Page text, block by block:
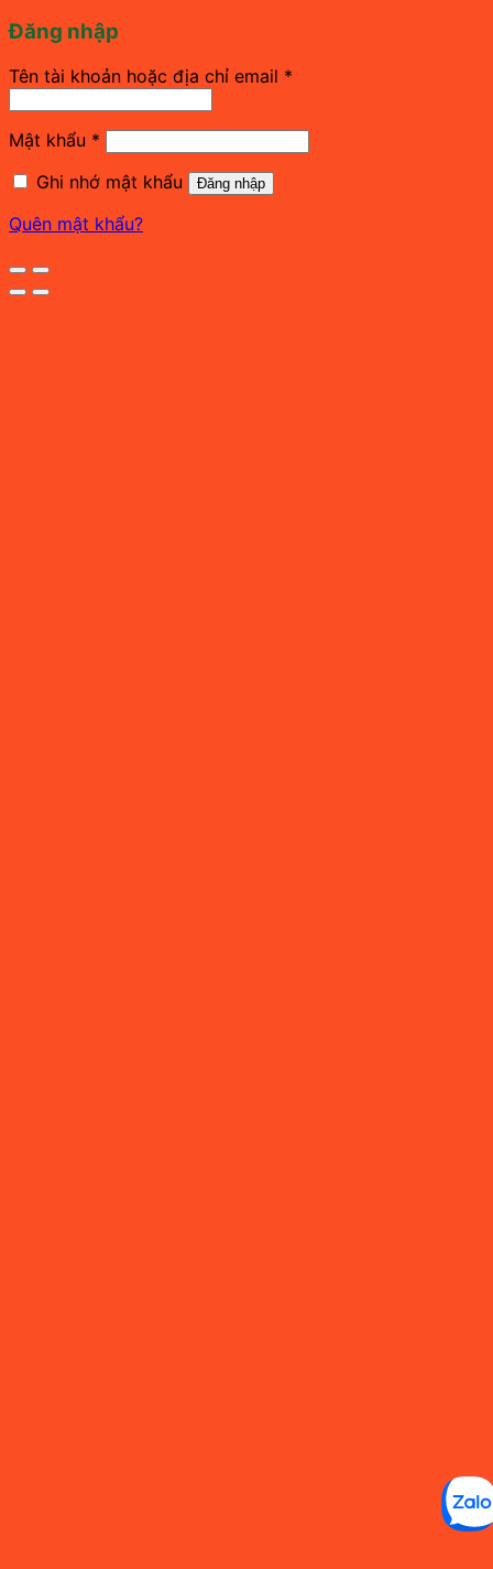
Đăng nhập
Tên tài khoản hoặc địa chỉ email *
Mật khẩu * Bắt
buộc
Ghi nhớ mật khẩu
Đăng nhập
Quên mật khẩu?